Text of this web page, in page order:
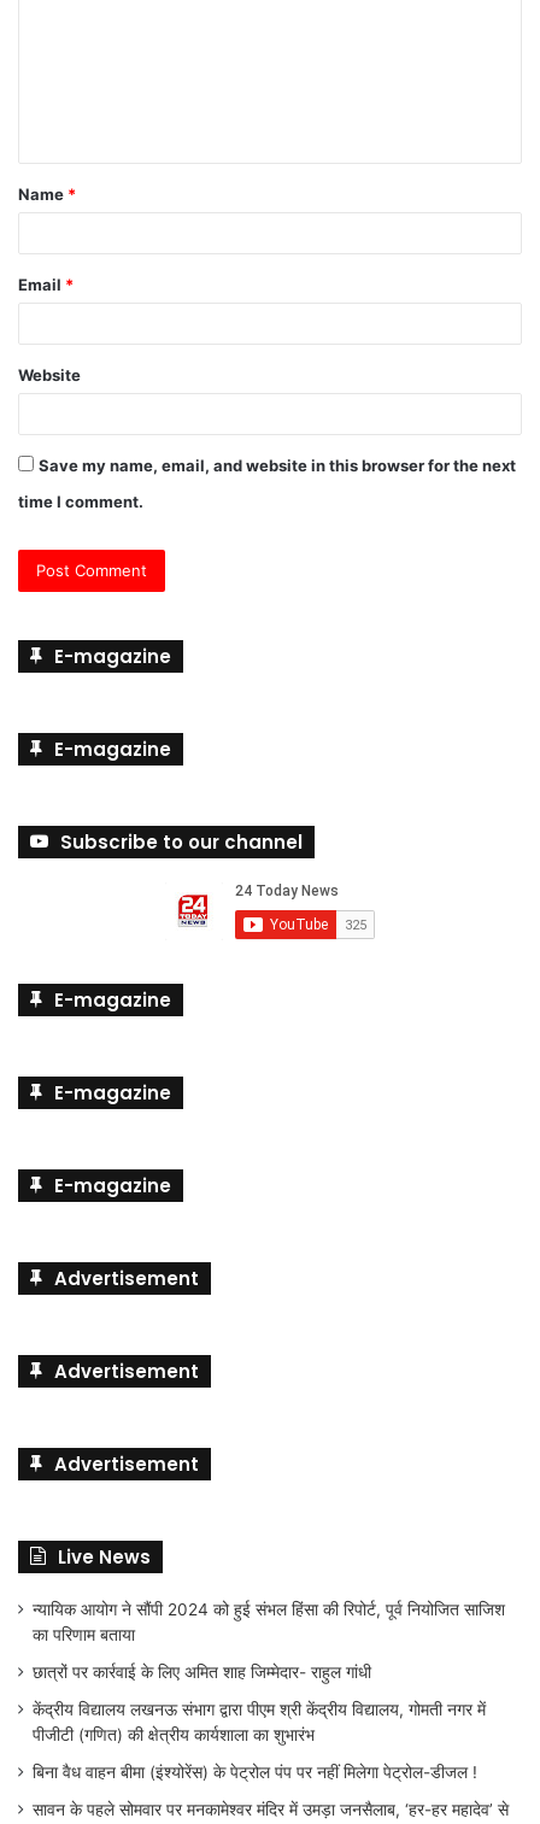
t
*
Name *
Email *
Website
Save my name, email, and website in this browser for the next
time I comment.
E-magazine
E-magazine
Subscribe to our channel
E-magazine
E-magazine
E-magazine
Advertisement
Advertisement
Advertisement
Live News
न्यायिक आयोग ने सौंपी 2024 को हुई संभल हिंसा की रिपोर्ट, पूर्व नियोजित साजिश
का परिणाम बताया
छात्रों पर कार्रवाई के लिए अमित शाह जिम्मेदार- राहुल गांधी
केंद्रीय विद्यालय लखनऊ संभाग द्वारा पीएम श्री केंद्रीय विद्यालय, गोमती नगर में
पीजीटी (गणित) की क्षेत्रीय कार्यशाला का शुभारंभ
बिना वैध वाहन बीमा (इंश्योरेंस) के पेट्रोल पंप पर नहीं मिलेगा पेट्रोल-डीजल !
सावन के पहले सोमवार पर मनकामेश्वर मंदिर में उमड़ा जनसैलाब, ‘हर-हर महादेव’ से